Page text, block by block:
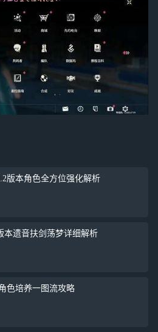
版本角色全方位强化解析
本遗音扶剑荡梦详细解析
色培养一图流攻略